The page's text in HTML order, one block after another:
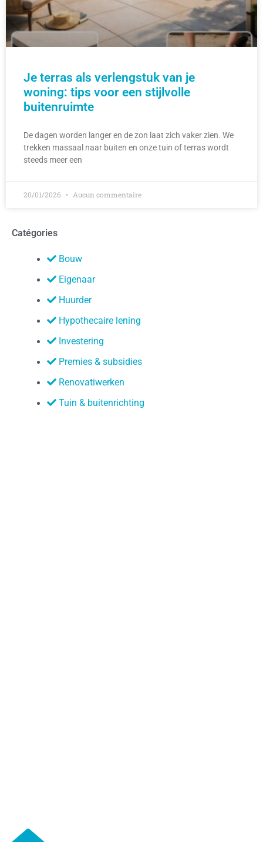
Je terras als verlengstuk van je
woning: tips voor een stijlvolle
buitenruimte
De dagen worden langer en de zon laat zich vaker zien. We
trekken massaal naar buiten en onze tuin of terras wordt
steeds meer een
20/01/2026 Aucun commentaire
Catégories
Bouw
Eigenaar
Huurder
Hypothecaire lening
Investering
Premies & subsidies
Renovatiwerken
Tuin & buitenrichting